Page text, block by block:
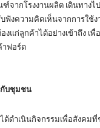
ากโรงงานผลิต เดินทางไ
ฟังความคิดเห็นจากการใช้
แก่ลูกค้าได้อย่างเข้าถึง เ
ฟอร์ด
กับชุมชน
ด้ดำเนินกิจกรรมเพื่อสังค